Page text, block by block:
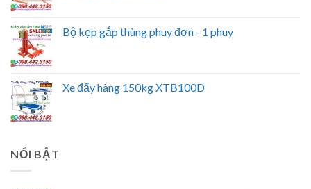
Bộ kẹp gắp thùng phuy đơn - 1 phuy
Xe đẩy hàng 150kg XTB100D
NỔI BẬT